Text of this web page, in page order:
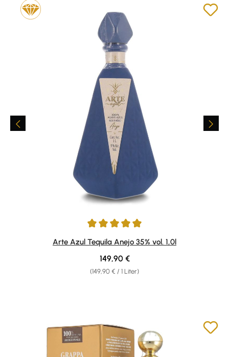
Durchschnittliche Bewertung von 5 von 5 Sternen
Arte Azul Tequila Anejo 35% vol. 1,0l
(149,90 € / 1 Liter)
Regulärer Preis:
149,90 €